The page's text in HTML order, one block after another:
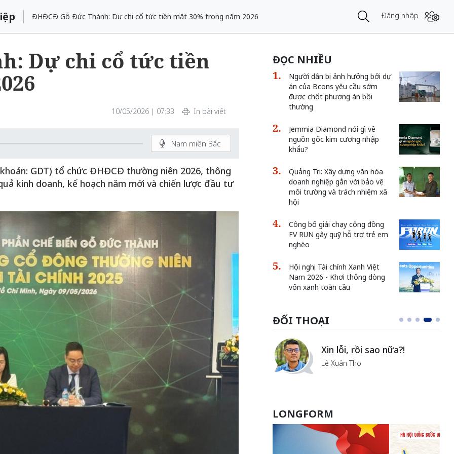
ĐHĐCĐ Gỗ Đức Thành: Dự chi cổ tức tiền mặt 30% trong năm 2026 Đăng nhập
Dự chi cổ tức tiền
10/05/2026 | 07:33 In bài viết
Nam miền Bắc
GDT) tổ chức ĐHĐCĐ thường niên 2026, thông
kinh doanh, kế hoạch năm mới và chiến lược đầu tư
ĐỌC NHIỀU
Người dân bị ảnh hưởng bởi dự
án của Bcons yêu cầu sớm
được chốt phương án bồi
thường
Jemmia Diamond nói gì về
nguồn gốc kim cương nhập
khẩu?
Quảng Trị: Xây dựng văn hóa
doanh nghiệp gắn với bảo vệ
môi trường và trách nhiệm xã
hội
Công bố giải chạy cộng đồng
FV RUN gây quỹ hỗ trợ trẻ em
nghèo
Hội nghị Tài chính Xanh Việt
Nam 2026 - Khơi thông dòng
vốn xanh toàn cầu
ĐỐI THOẠI
Bắc Biên - Giữ một ngôi
làng ven sông Hồng của Hà
Nội
TS. Trần Kim Hào
Xin lỗi, rồi sao nữa?!
Lê Xuân Thọ
LONGFORM